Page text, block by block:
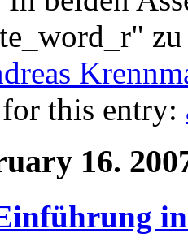
this entry:
16.